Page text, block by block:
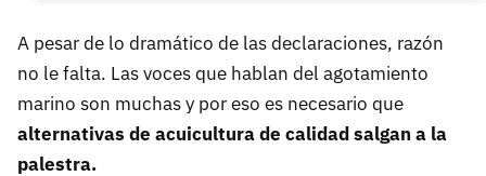
A pesar de lo dramático de las declaraciones, razón
no le falta. Las voces que hablan del agotamiento
marino son muchas y por eso es necesario que
alternativas de acuicultura de calidad salgan a la
palestra.